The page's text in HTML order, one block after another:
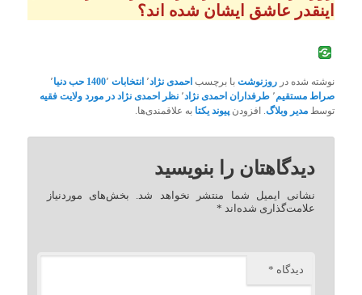
اینقدر عاشق ایشان شده اند؟
نوشته شده درروزنوشت با برچسب احمدی نژاد٬ انتخابات 1400 ٬ حب دنیا٬
صراط مستقیم٬ طرفداران احمدی نژاد٬ نظر احمدی نژاد در مورد ولایت فقیه
توسطمدیر وبلاگ. افزودنپیوند یکتا به علاقمندی‌ها.
دیدگاهتان را بنویسید
نشانی ایمیل شما منتشر نخواهد شد.
بخش‌های موردنیاز
علامت‌گذاری شده‌اند *
دیدگاه *